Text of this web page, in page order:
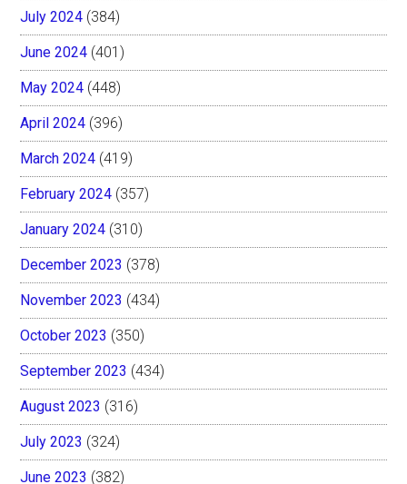
July 2024 (384)
June 2024 (401)
May 2024 (448)
April 2024 (396)
March 2024 (419)
February 2024 (357)
January 2024 (310)
December 2023 (378)
November 2023 (434)
October 2023 (350)
September 2023 (434)
August 2023 (316)
July 2023 (324)
June 2023 (382)